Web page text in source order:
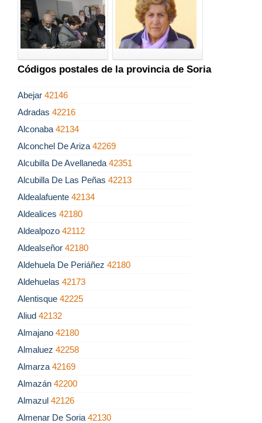
Códigos postales de la provincia de Soria
Abejar 42146
Adradas 42216
Alconaba 42134
Alconchel De Ariza 42269
Alcubilla De Avellaneda 42351
Alcubilla De Las Peñas 42213
Aldealafuente 42134
Aldealices 42180
Aldealpozo 42112
Aldealseñor 42180
Aldehuela De Periáñez 42180
Aldehuelas 42173
Alentisque 42225
Aliud 42132
Almajano 42180
Almaluez 42258
Almarza 42169
Almazán 42200
Almazul 42126
Almenar De Soria 42130